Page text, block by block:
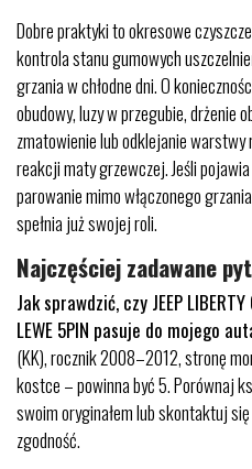
Dobre praktyki to okresowe
kontrola stanu gumowych
grzania w chłodne dni. O
obudowy, luzy w przegubie, drżenie
zmatowienie lub odklejanie
reakcji maty grzewczej. Jeśli
parowanie mimo włączonego
spełnia już swojej roli.
Najczęściej zadawane
Jak sprawdzić, czy JEEP LIBERTY
LEWE 5PIN pasuje do mojego
(KK), rocznik 2008–2012, stronę
kostce – powinna być 5. Porównaj
swoim oryginałem lub skontaktuj
zgodność.